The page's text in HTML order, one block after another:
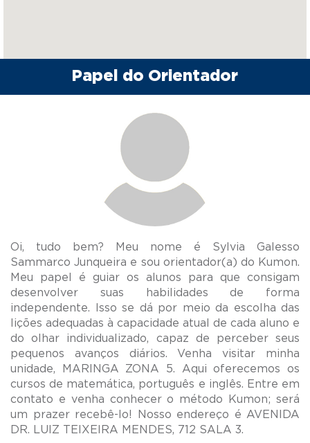
Papel do Orientador
Oi, tudo bem? Meu nome é Sylvia Galesso
Sammarco Junqueira e sou orientador(a) do Kumon.
Meu papel é guiar os alunos para que consigam
desenvolver suas habilidades de forma
independente. Isso se dá por meio da escolha das
lições adequadas à capacidade atual de cada aluno e
do olhar individualizado, capaz de perceber seus
pequenos avanços diários. Venha visitar minha
unidade, MARINGA ZONA 5. Aqui oferecemos os
cursos de matemática, português e inglês. Entre em
contato e venha conhecer o método Kumon; será
um prazer recebê-lo! Nosso endereço é AVENIDA